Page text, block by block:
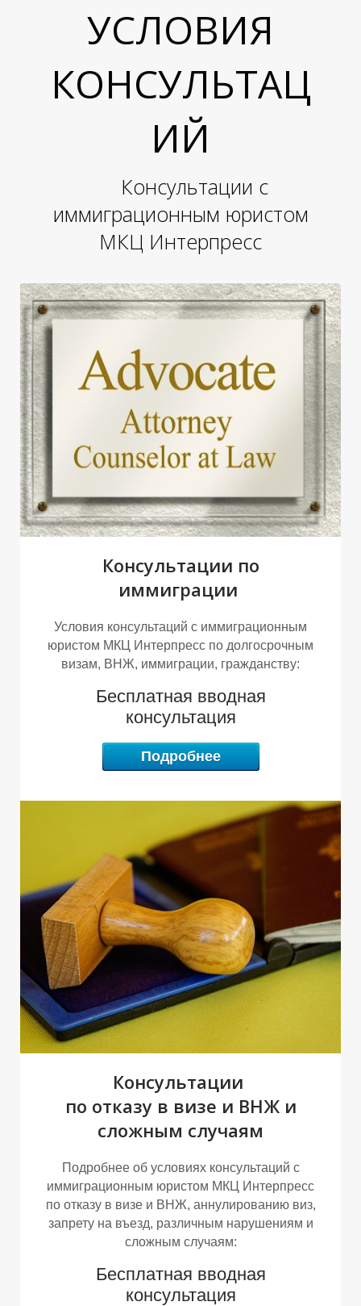
П
А
Н
Е
Н
И
УСЛОВИЯ
КОНСУЛЬТАЦ
ИЙ
Консультации с
иммиграционным юристом
МКЦ Интерпресс
Консультации по
иммиграции
Условия консультаций с иммиграционным
юристом МКЦ Интерпресс по долгосрочным
визам, ВНЖ, иммиграции, гражданству:
Бесплатная вводная
консультация
Подробнее
Консультации
по отказу в визе и ВНЖ и
сложным случаям
Подробнее об условиях консультаций с
иммиграционным юристом МКЦ Интерпресс
по отказу в визе и ВНЖ, аннулированию виз,
запрету на въезд, различным нарушениям и
сложным случаям:
Бесплатная вводная
консультация